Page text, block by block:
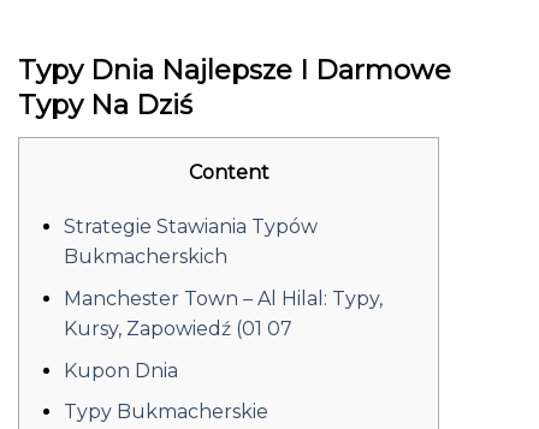
Typy Dnia Najlepsze I Darmowe
Typy Na Dziś
Content
Strategie Stawiania Typów
Bukmacherskich
Manchester Town – Al Hilal: Typy,
Kursy, Zapowiedź (01 07
Kupon Dnia
Typy Bukmacherskie